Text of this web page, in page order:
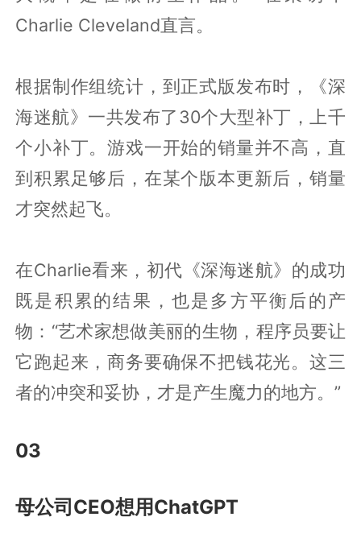
Charlie Cleveland直言。
根据制作组统计，到正式版发布时，《深
海迷航》一共发布了30个大型补丁，上千
个小补丁。游戏一开始的销量并不高，直
到积累足够后，在某个版本更新后，销量
才突然起飞。
在Charlie看来，初代《深海迷航》的成功
既是积累的结果，也是多方平衡后的产
物：“艺术家想做美丽的生物，程序员要让
它跑起来，商务要确保不把钱花光。这三
者的冲突和妥协，才是产生魔力的地方。”
03
母公司CEO想用ChatGPT